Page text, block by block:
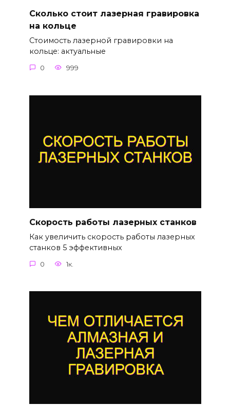
Сколько стоит лазерная гравировка
на кольце
Стоимость лазерной гравировки на
кольце: актуальные
0 999
Скорость работы лазерных станков
Как увеличить скорость работы лазерных
станков 5 эффективных
0 1к.